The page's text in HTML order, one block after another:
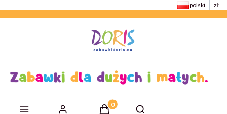
polski zł
Produkty w koszyku: 0. Zobacz
Otwórz wyszukiwarkę